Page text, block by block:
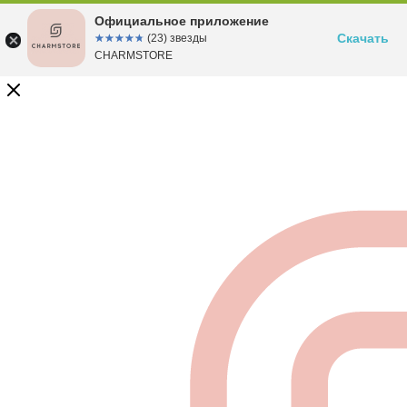
Официальное приложение
☆☆☆☆☆
★★★★★ (23) звезды
CHARMSTORE
Скачать